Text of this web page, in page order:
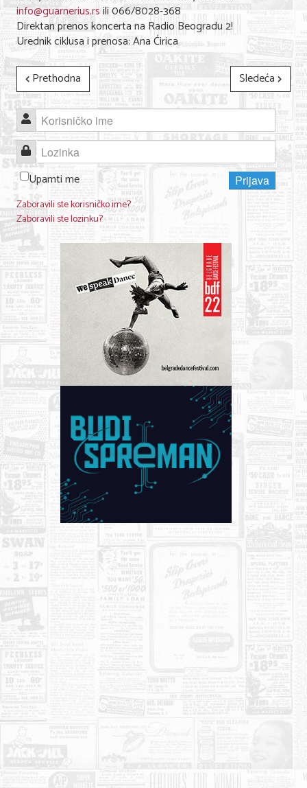
Gastronomija
Sport i rekreacija
Zdravlje i medicina
Hobi i razonoda
UPIS FIRMI
MARKETING
KONTAKT
O NAMA
info@guarnerius.rsili 066/8028-368
Direktan prenos koncerta na Radio Beogradu 2!
Urednik ciklusa i prenosa: Ana Ćirica
Prethodna
Sledeća
Korisničko ime
Lozinka
Upamti me
Prijava
Zaboravili ste korisničko ime?
Zaboravili ste lozinku?